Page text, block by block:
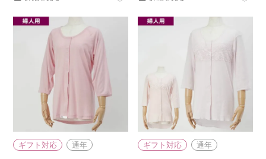
ギフト対応 通年 ギフト対応 通年